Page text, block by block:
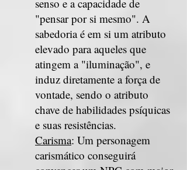
senso e a capacidade de
"pensar por si mesmo". A
sabedoria é em si um atributo
elevado para aqueles que
atingem a "iluminação", e
induz diretamente a força de
vontade, sendo o atributo
chave de habilidades psíquicas
e suas resistências.
Carisma: Um personagem
carismático conseguirá